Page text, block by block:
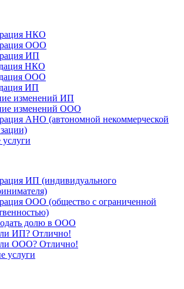
НКО
ООО
ИП
НКО
ООО
ИП
изменений ИП
изменений ООО
АНО (автономной некоммерческой
услуги
ИП (индивидуального
ООО (общество с ограниченной
долю в ООО
ИП? Отлично!
ООО? Отлично!
услуги